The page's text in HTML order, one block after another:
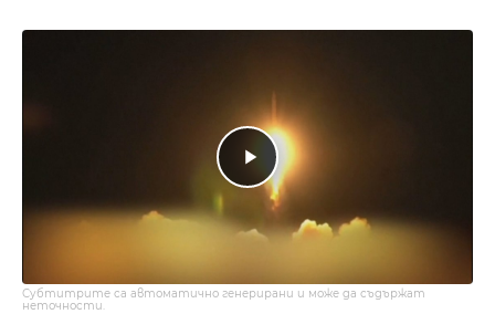
Субтитрите са автоматично генерирани и може да съдържат
неточности.